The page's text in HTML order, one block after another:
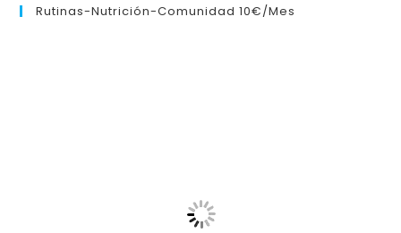
Rutinas-Nutrición-Comunidad 10€/mes